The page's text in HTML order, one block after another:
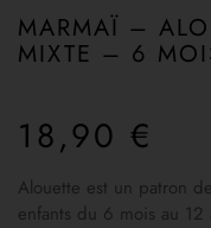
MARMAÏ –
MIXTE – 6
18,90 €
Alouette est un patron
enfants du 6 mois au 12